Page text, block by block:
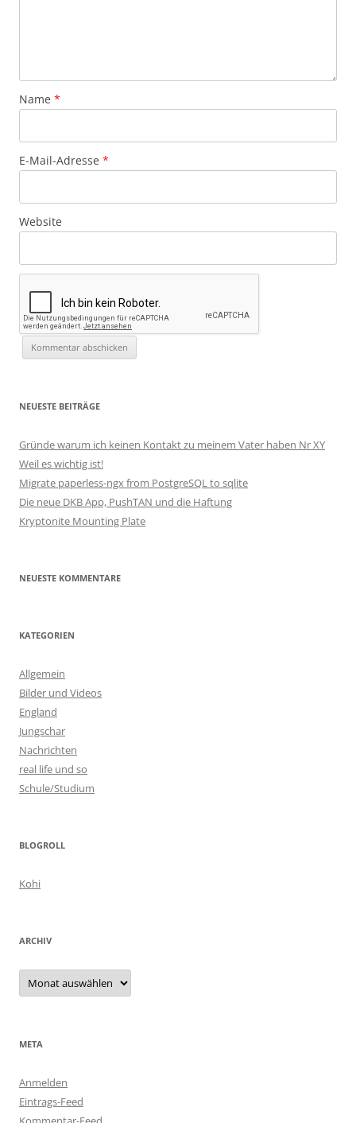
Name *
E-Mail-Adresse *
Website
NEUESTE BEITRÄGE
Gründe warum ich keinen Kontakt zu meinem Vater haben Nr XY
Weil es wichtig ist!
Migrate paperless-ngx from PostgreSQL to sqlite
Die neue DKB App, PushTAN und die Haftung
Kryptonite Mounting Plate
NEUESTE KOMMENTARE
KATEGORIEN
Allgemein
Bilder und Videos
England
Jungschar
Nachrichten
real life und so
Schule/Studium
BLOGROLL
Kohi
ARCHIV
Archiv
META
Anmelden
Eintrags-Feed